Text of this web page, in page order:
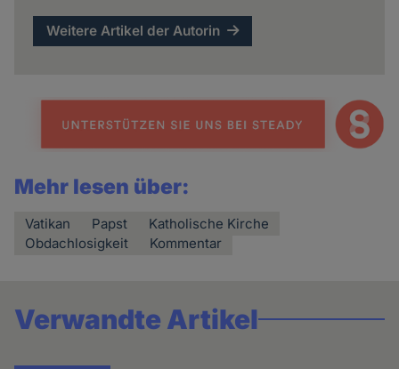
Weitere Artikel der Autorin
Mehr lesen über:
Vatikan Papst
Katholische Kirche
Obdachlosigkeit
Kommentar
Verwandte Artikel